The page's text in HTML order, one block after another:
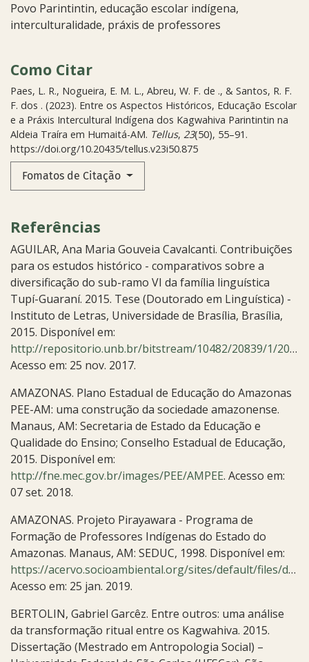
Povo Parintintin educação escolar indígena
interculturalidade práxis de professores
Como Citar
Paes, L. R., Nogueira, E. M. L., Abreu, W. F. de ., & Santos, R. F.
F. dos . (2023). Entre os Aspectos Históricos, Educação Escolar
e a Práxis Intercultural Indígena dos Kagwahiva Parintintin na
Aldeia Traíra em Humaitá-AM. Tellus, 23(50), 55–91.
https://doi.org/10.20435/tellus.v23i50.875
Fomatos de Citação
Referências
AGUILAR, Ana Maria Gouveia Cavalcanti. Contribuições
para os estudos histórico - comparativos sobre a
diversificação do sub-ramo VI da família linguística
Tupí-Guaraní. 2015. Tese (Doutorado em Linguística) -
Instituto de Letras, Universidade de Brasília, Brasília,
2015. Disponível em:
http://repositorio.unb.br/bitstream/10482/20839/1/2015_AnaMariaGouveiaCAguilar.pdf
Acesso em: 25 nov. 2017.
AMAZONAS. Plano Estadual de Educação do Amazonas
PEE-AM: uma construção da sociedade amazonense.
Manaus, AM: Secretaria de Estado da Educação e
Qualidade do Ensino; Conselho Estadual de Educação,
2015. Disponível em:
http://fne.mec.gov.br/images/PEE/AMPEE. Acesso em:
07 set. 2018.
AMAZONAS. Projeto Pirayawara - Programa de
Formação de Professores Indígenas do Estado do
Amazonas. Manaus, AM: SEDUC, 1998. Disponível em:
https://acervo.socioambiental.org/sites/default/files/documents/F3D00002.pdf
Acesso em: 25 jan. 2019.
BERTOLIN, Gabriel Garcêz. Entre outros: uma análise
da transformação ritual entre os Kagwahiva. 2015.
Dissertação (Mestrado em Antropologia Social) –